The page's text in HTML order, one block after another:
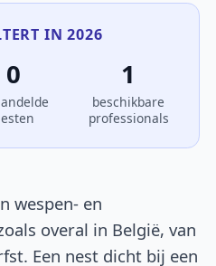
IN 2026
0 1
beschikbare
professionals
wespen- en
overal in België, van
Een nest dicht bij een